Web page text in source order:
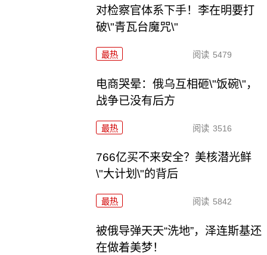
对检察官体系下手！李在明要打
破\"青瓦台魔咒\"
最热 阅读 5479
电商哭晕：俄乌互相砸\"饭碗\"，
战争已没有后方
最热 阅读 3516
766亿买不来安全？美核潜光鲜
\"大计划\"的背后
最热 阅读 5842
被俄导弹天天“洗地”，泽连斯基还
在做着美梦！